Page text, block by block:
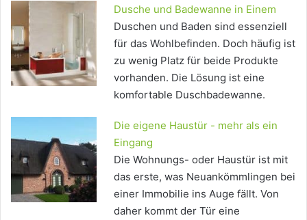
Dusche und Badewanne in Einem
Duschen und Baden sind essenziell
für das Wohlbefinden. Doch häufig ist
zu wenig Platz für beide Produkte
vorhanden. Die Lösung ist eine
komfortable Duschbadewanne.
Die eigene Haustür - mehr als ein
Eingang
Die Wohnungs- oder Haustür ist mit
das erste, was Neuankömmlingen bei
einer Immobilie ins Auge fällt. Von
daher kommt der Tür eine